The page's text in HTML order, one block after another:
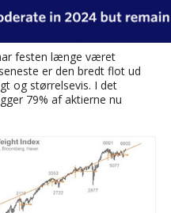
festen længe været
er den bredt flot ud
og størrelsevis. I det
79% af aktierne nu